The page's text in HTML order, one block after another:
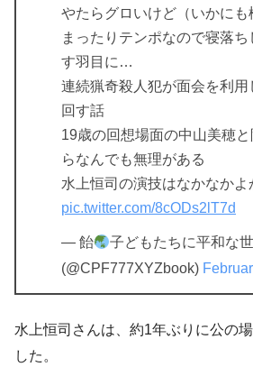
やたらグロいけど（いかに
まったりテンポなので寝落
す羽目に…
連続猟奇殺人犯が面会を利用
回す話
19歳の回想場面の中山美穂と
らなんでも無理がある
水上恒司の演技はなかなかよ
pic.twitter.com/8cODs2lT7d
— 飴
子どもたちに平和な
(@CPF777XYZbook)
水上恒司さんは、約1年ぶりに公の
した。